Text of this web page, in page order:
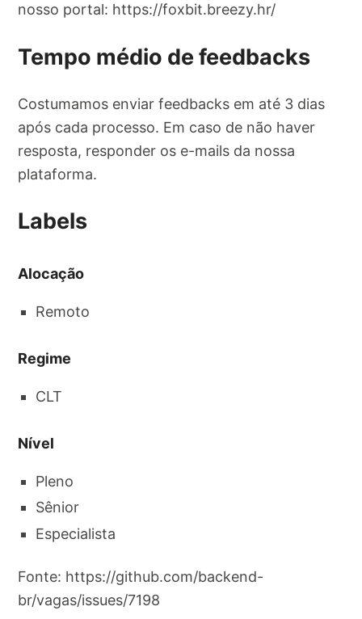
nosso portal: https://foxbit.breezy.hr/
Tempo médio de feedbacks
Costumamos enviar feedbacks em até 3 dias
após cada processo. Em caso de não haver
resposta, responder os e-mails da nossa
plataforma.
Labels
Alocação
Remoto
Regime
CLT
Nível
Pleno
Sênior
Especialista
Fonte: https://github.com/backend-
br/vagas/issues/7198